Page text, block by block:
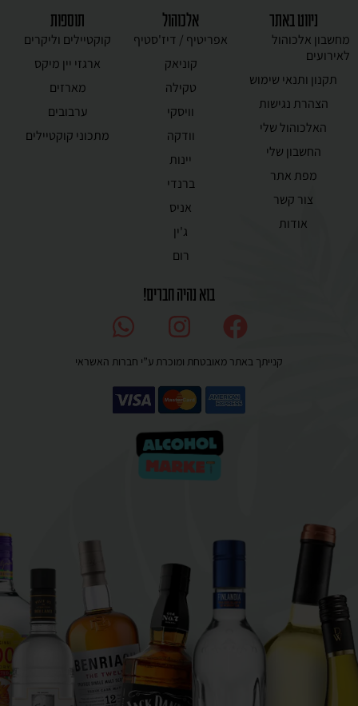
אלכוהול
אפריטיף / דיז'סטיף
קוניאק
טקילה
וויסקי
וודקה
יינות
ברנדי
אניס
ג'ין
רום
תוספות
קוקטיילים וליקרים
ארגזי יין מיקס
מארזים
ערבובים
מתכוני קוקטיילים
ניווט באתר
מחשבון אלכוהול
לאירועים
תקנון ותנאי שימוש
הצהרת נגישות
האלכוהול שלי
החשבון שלי
מפת אתר
צור קשר
אודות
בוא נהיה חברים!
קנייתך באתר מאובטחת ומוכרת ע”י חברות האשראי